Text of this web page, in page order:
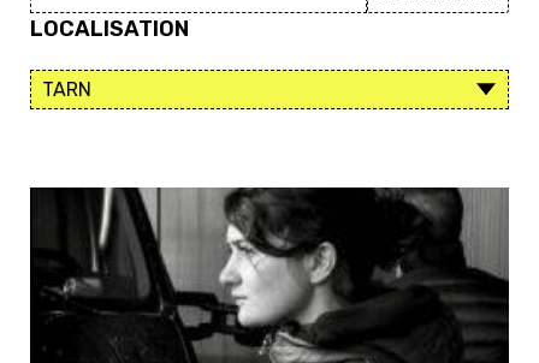
LOCALISATION